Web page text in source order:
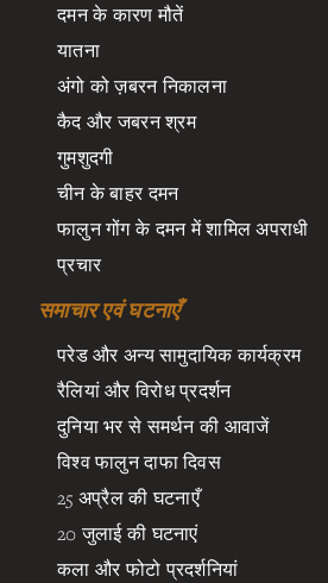
दमन के कारण मौतें
यातना
अंगो को ज़बरन निकालना
कैद और जबरन श्रम
गुमशुदगी
चीन के बाहर दमन
फालुन गोंग के दमन में शामिल अपराधी
प्रचार
समाचार एवं घटनाएँ
परेड और अन्य सामुदायिक कार्यक्रम
रैलियां और विरोध प्रदर्शन
दुनिया भर से समर्थन की आवाजें
विश्व फालुन दाफा दिवस
25 अप्रैल की घटनाएँ
20 जुलाई की घटनाएं
कला और फोटो प्रदर्शनियां